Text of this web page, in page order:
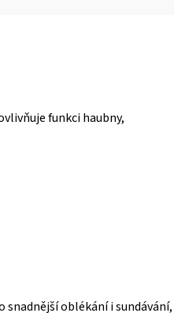
funkci haubny,
oblékání i sundávání,